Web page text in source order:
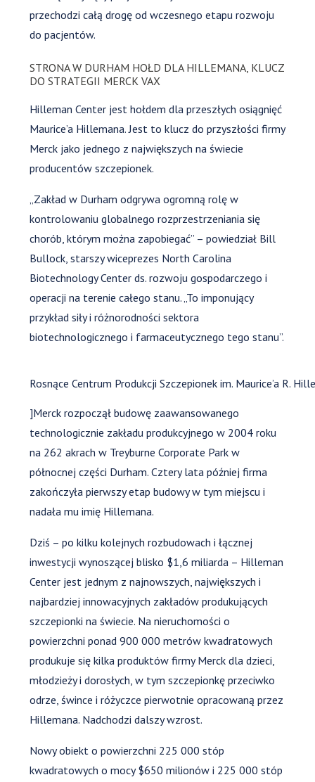
przechodzi całą drogę od wczesnego etapu rozwoju
do pacjentów.
STRONA W DURHAM HOŁD DLA HILLEMANA, KLUCZ
DO STRATEGII MERCK VAX
Hilleman Center jest hołdem dla przeszłych osiągnięć
Maurice’a Hillemana. Jest to klucz do przyszłości firmy
Merck jako jednego z największych na świecie
producentów szczepionek.
„Zakład w Durham odgrywa ogromną rolę w
kontrolowaniu globalnego rozprzestrzeniania się
chorób, którym można zapobiegać” – powiedział Bill
Bullock, starszy wiceprezes North Carolina
Biotechnology Center ds. rozwoju gospodarczego i
operacji na terenie całego stanu. „To imponujący
przykład siły i różnorodności sektora
biotechnologicznego i farmaceutycznego tego stanu”.
Rosnące Centrum Produkcji Szczepionek im. Maurice’a R.
]Merck rozpoczął budowę zaawansowanego
technologicznie zakładu produkcyjnego w 2004 roku
na 262 akrach w Treyburne Corporate Park w
północnej części Durham. Cztery lata później firma
zakończyła pierwszy etap budowy w tym miejscu i
nadała mu imię Hillemana.
Dziś – po kilku kolejnych rozbudowach i łącznej
inwestycji wynoszącej blisko $1,6 miliarda – Hilleman
Center jest jednym z najnowszych, największych i
najbardziej innowacyjnych zakładów produkujących
szczepionki na świecie. Na nieruchomości o
powierzchni ponad 900 000 metrów kwadratowych
produkuje się kilka produktów firmy Merck dla dzieci,
młodzieży i dorosłych, w tym szczepionkę przeciwko
odrze, śwince i różyczce pierwotnie opracowaną przez
Hillemana. Nadchodzi dalszy wzrost.
Nowy obiekt o powierzchni 225 000 stóp
kwadratowych o mocy $650 milionów i 225 000 stóp